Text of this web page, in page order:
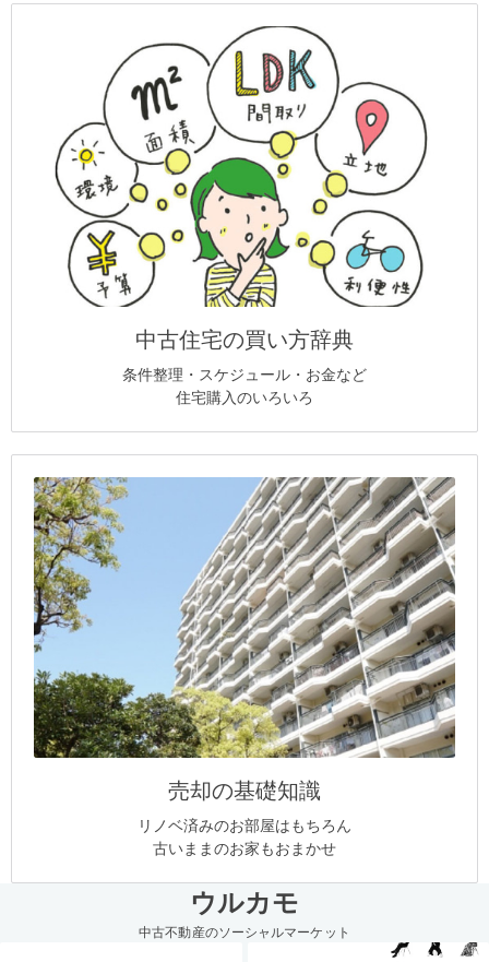
中古住宅の買い方辞典
条件整理・スケジュール・お金など
住宅購入のいろいろ
売却の基礎知識
リノベ済みのお部屋はもちろん
古いままのお家もおまかせ
ウルカモ
中古不動産のソーシャルマーケット